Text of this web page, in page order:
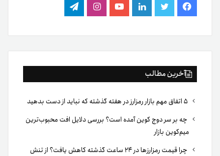
فیس
بوک
توییتر لینکدینیوتیوباینستاگرام
تلگرام
آخرین مطالب
چه بر سر دوج کوین آمده است؟ بررسی دلایل افت محبوب‌ترین
میم‌کوین بازار
چرا قیمت رمزارزها در ۲۴ ساعت گذشته کاهش یافت؟ از تنش